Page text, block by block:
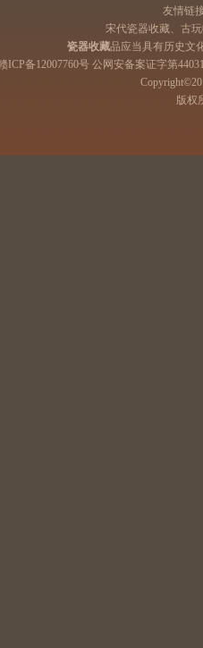
友情链
宋代瓷器收藏、古
瓷器收藏品应当具有历史文
ICP备12007760号 公网安备案证字第
版权